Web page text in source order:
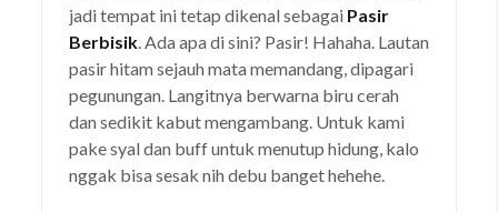
jadi tempat ini tetap dikenal sebagai Pasir
Berbisik. Ada apa di sini? Pasir! Hahaha. Lautan
pasir hitam sejauh mata memandang, dipagari
pegunungan. Langitnya berwarna biru cerah
dan sedikit kabut mengambang. Untuk kami
pake syal dan buff untuk menutup hidung, kalo
nggak bisa sesak nih debu banget hehehe.